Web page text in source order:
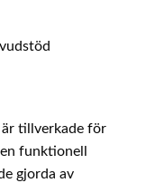
är tillverkade för
funktionell
gjorda av